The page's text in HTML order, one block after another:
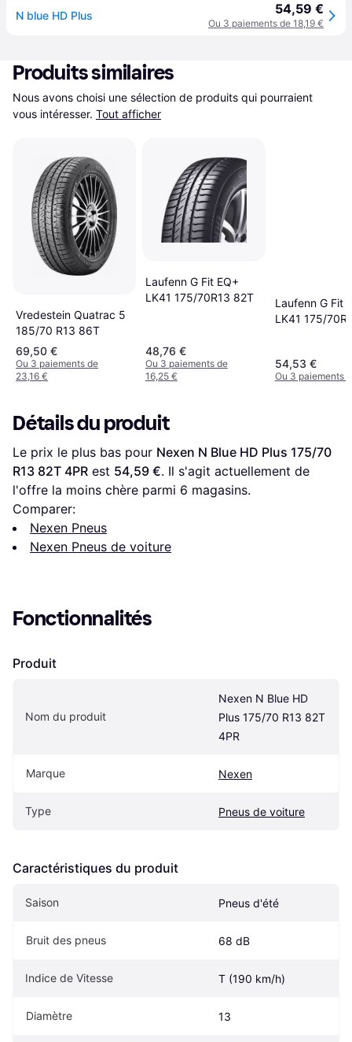
N blue HD Plus 54,59 €
Ou 3 paiements de 18,19 €
Produits similaires
Nous avons choisi une sélection de produits qui pourraient
vous intéresser. Tout afficher
Vredestein Quatrac 5
185/70 R13 86T
69,50 €
Ou 3 paiements de
23,16 €
Laufenn G Fit EQ+
LK41 175/70R13 82T
48,76 €
Ou 3 paiements de
16,25 €
Laufenn G Fit
LK41 175/
54,53 €
Ou 3 paiements
Détails du produit
Le prix le plus bas pour Nexen N Blue HD Plus 175/70
R13 82T 4PR est 54,59 €. Il s'agit actuellement de
l'offre la moins chère parmi 6 magasins.
Comparer:
Nexen Pneus
Nexen Pneus de voiture
Fonctionnalités
Produit
Nom du produit
Nexen N Blue HD
Plus 175/70 R13 82T
4PR
Marque Nexen
Type Pneus de voiture
Caractéristiques du produit
Saison Pneus d'été
Bruit des pneus 68 dB
Indice de Vitesse T (190 km/h)
Diamètre 13